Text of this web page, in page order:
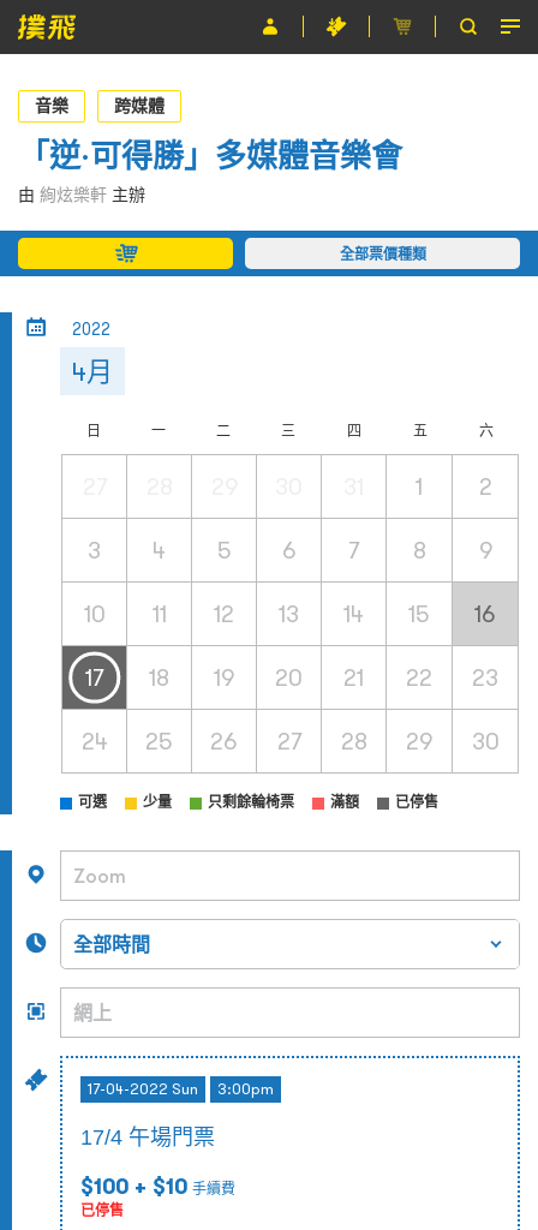
節目
主辦單位
關於撲飛
條款及細則
音樂 跨媒體
「逆·可得勝」多媒體音樂會
由 絢炫樂軒 主辦
全部票價種類
2022
4月
日 一 二 三 四 五 六
1 2
3 4 5 6 7 8 9
10 11 12 13 14 15 16
17 18 19 20 21 22 23
24 25 26 27 28 29 30
可選 少量 只剩餘輪椅票 滿額 已停售
17-04-2022 Sun 3:00pm
17/4 午場門票
$100 + $10 手續費
已停售